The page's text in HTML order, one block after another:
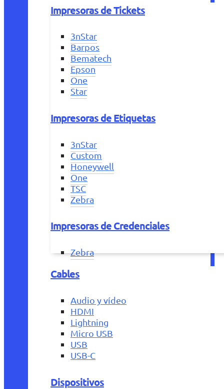
Impresoras de Tickets
3nStar
Barpos
Bematech
Epson
One
Star
Impresoras de Etiquetas
3nStar
Custom
Honeywell
One
TSC
Zebra
Impresoras de Credenciales
Zebra
Cables
Audio y vídeo
HDMI
Lightning
Micro USB
USB
USB-C
Dispositivos